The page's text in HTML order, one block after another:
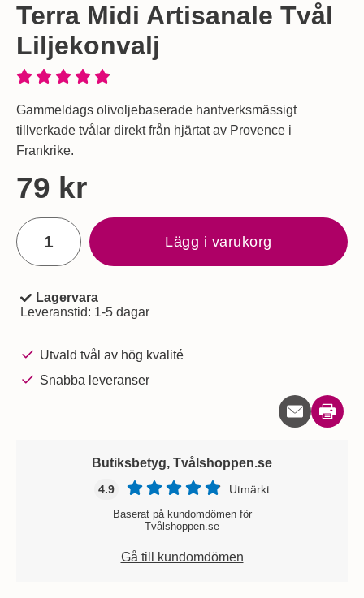
Terra Midi Artisanale Tvål
Liljekonvalj
Gammeldags olivoljebaserade hantverksmässigt
tillverkade tvålar direkt från hjärtat av Provence i
Frankrike.
Handla denna produkt Terra Midi Artisanale Tvål Liljekonvalj
pris
79 kr
antal
Lägg i varukorg
Tillgänglighet:
Lagervara
Leveranstid: 1-5 dagar
Utvald tvål av hög kvalité
Snabba leveranser
Skriv
Butiksbetyg, Tvålshoppen.se
4.9 Utmärkt
Baserat på kundomdömen för
Tvålshoppen.se
Gå till kundomdömen